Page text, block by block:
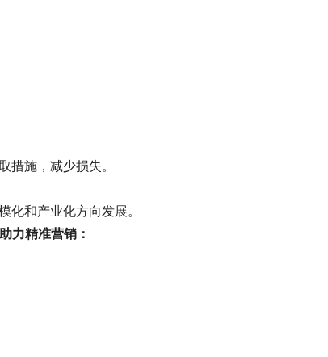
措施，减少损失。
化和产业化方向发展。
力精准营销：